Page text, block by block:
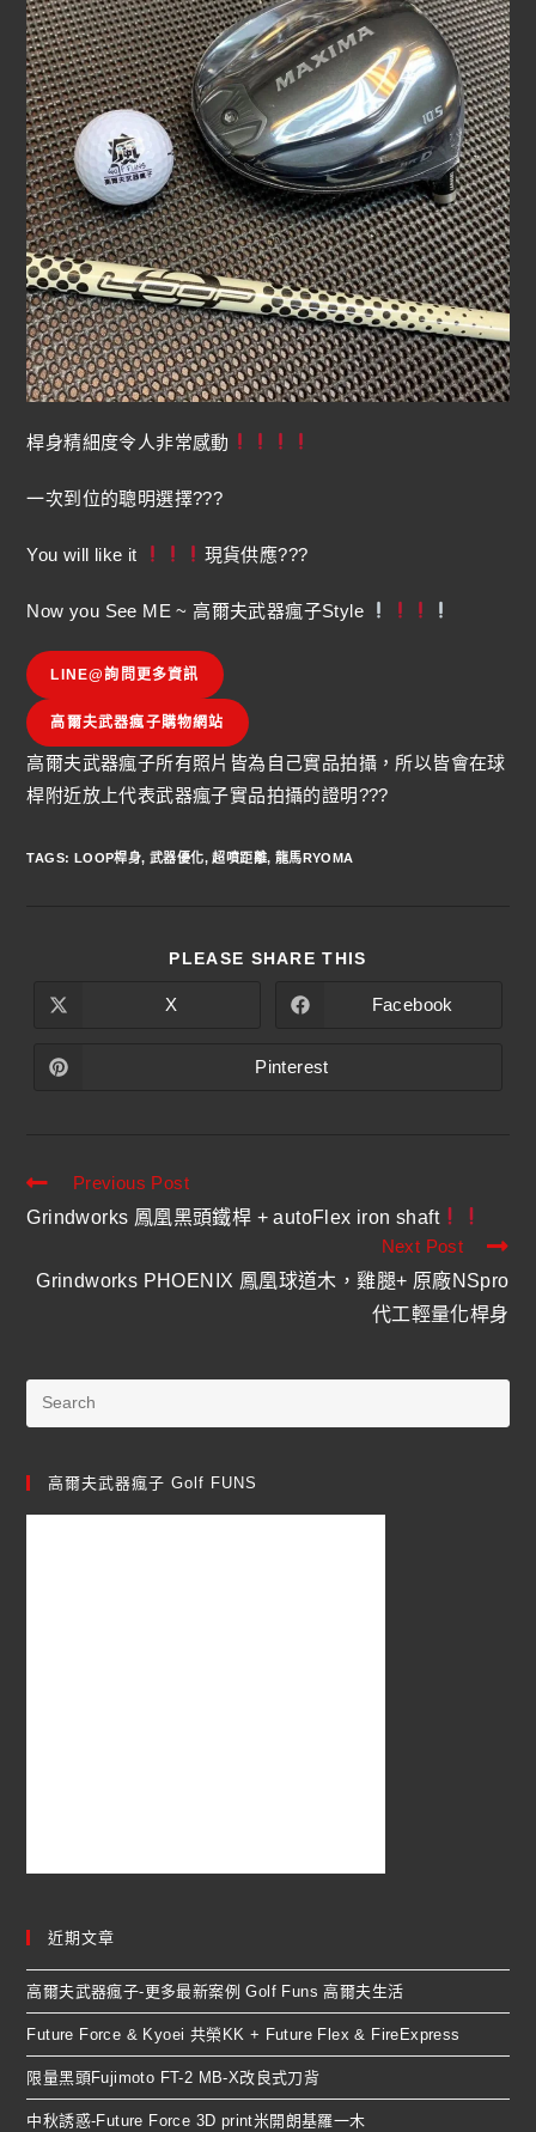
桿身精細度令人非常感動
一次到位的聰明選擇???
You will like it 現貨供應???
Now you See ME ~ 高爾夫武器瘋子Style
LINE@詢問更多資訊
高爾夫武器瘋子購物網站
高爾夫武器瘋子所有照片皆為自己實品拍攝，所以皆會在球
桿附近放上代表武器瘋子實品拍攝的證明???
TAGS: LOOP桿身, 武器優化, 超噴距離, 龍馬RYOMA
PLEASE SHARE THIS
X Facebook
Pinterest
Previous Post
Grindworks 鳳凰黑頭鐵桿 + autoFlex iron shaft
Next Post
Grindworks PHOENIX 鳳凰球道木，雞腿+ 原廠NSpro
代工輕量化桿身
高爾夫武器瘋子 Golf FUNS
近期文章
高爾夫武器瘋子-更多最新案例 Golf Funs 高爾夫生活
Future Force & Kyoei 共榮KK + Future Flex & FireExpress
限量黑頭Fujimoto FT-2 MB-X改良式刀背
中秋誘惑-Future Force 3D print米開朗基羅一木